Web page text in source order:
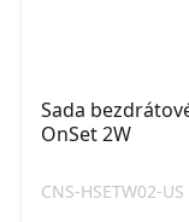
Sada
OnSet 2W
CNS-HSETW02-US